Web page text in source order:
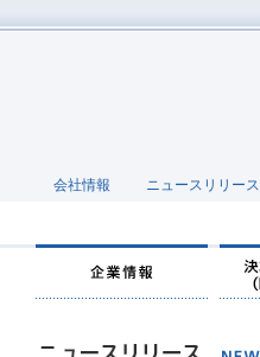
会社情報 ニュースリリース